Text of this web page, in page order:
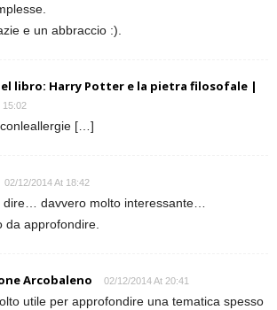
e un abbraccio :).
libro: Harry Potter e la pietra filosofale |
15:02
[…]
02/12/2014 At 18:42
davvero molto interessante…
da approfondire.
Arcobaleno 02/12/2014 At 20:41
utile per approfondire una tematica spesso